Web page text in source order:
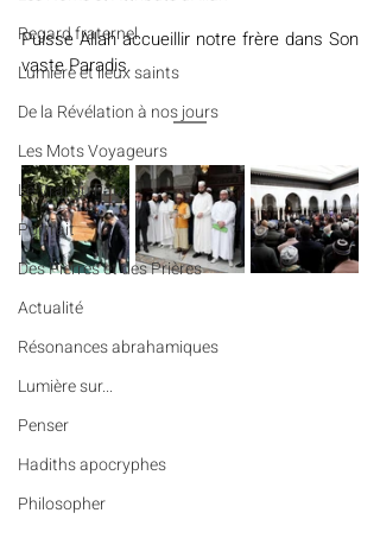
Regard fraternel
Lumière et lieux saints
De la Révélation à nos jours
Les Mots Voyageurs
Le Vrai du Faux
Portrait
Des Pierres et des Prières
Actualité
Résonances abrahamiques
Lumière sur...
Penser
Hadiths apocryphes
Philosopher
Puisse Allah accueillir notre frère dans Son
vaste Paradis.